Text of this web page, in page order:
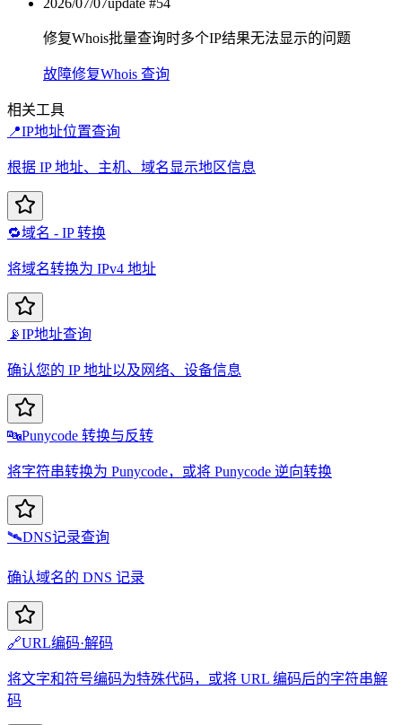
2026/07/07update #54
修复Whois批量查询时多个IP结果无法显示的问题
故障修复Whois 查询
相关工具
📍IP地址位置查询
根据 IP 地址、主机、域名显示地区信息
🔁域名 - IP 转换
将域名转换为 IPv4 地址
📡IP地址查询
确认您的 IP 地址以及网络、设备信息
🔤Punycode 转换与反转
将字符串转换为 Punycode，或将 Punycode 逆向转换
🛰️DNS记录查询
确认域名的 DNS 记录
🔗URL编码·解码
将文字和符号编码为特殊代码，或将 URL 编码后的字符串解
码